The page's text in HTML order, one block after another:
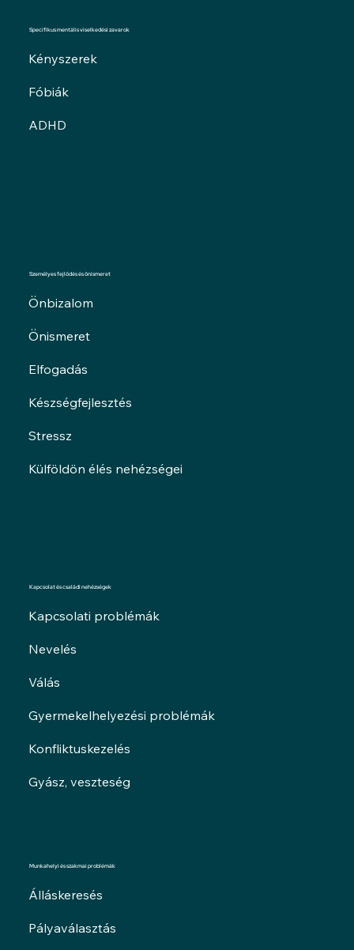
Specifikus mentális viselkedési zavarok
Kényszerek
Fóbiák
ADHD
Kapcsolat és családi nehézségek
Kapcsolati problémák
Nevelés
Válás
Gyermekelhelyezési problémák
Konfliktuskezelés
Gyász, veszteség
Személyes fejlődés és önismeret
Önbizalom
Önismeret
Elfogadás
Készségfejlesztés
Stressz
Külföldön élés nehézségei
Munkahelyi és szakmai problémák
Álláskeresés
Pályaválasztás